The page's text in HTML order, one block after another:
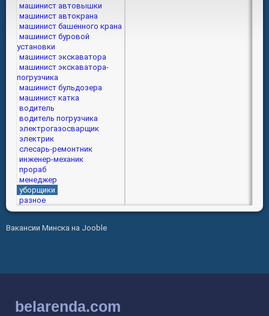
машинист автовышки
машинист автокрана
машинист башенного крана
машинист буровой
установки
машинист экскаватора
машинист экскаватора-
погрузчика
машинист бульдозера
машинист катка
водитель
водитель погрузчика
электрогазосварщик
электрик
слесарь-ремонтник
инженер-механик
прораб
менеджер
уборщики
разное
Вакансии Минска на Jooble
belarenda.com